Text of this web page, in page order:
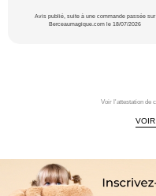
Avis publié, suite à une commande passée sur
Berceaumagique.com le 18/07/2026
Voir l'attestation de